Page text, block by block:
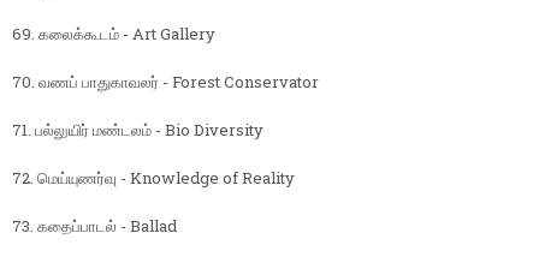
69. கலைக்கூடம் - Art Gallery
70. வணப் பாதுகாவலர் - Forest Conservator
71. பல்லுயிர் மண்டலம் - Bio Diversity
72. மெய்யுணர்வு - Knowledge of Reality
73. கதைப்பாடல் - Ballad